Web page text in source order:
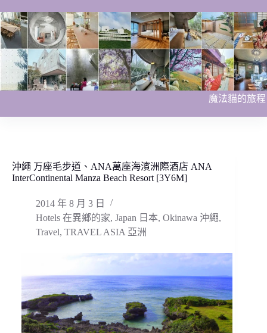
至
主
要
內
容
魔法貓的旅程
沖繩 万座毛步道、ANA萬座海濱洲際酒店 ANA
InterContinental Manza Beach Resort [3Y6M]
2014 年 8 月 3 日
Hotels 在異鄉的家, Japan 日本, Okinawa 沖繩,
Travel, TRAVEL ASIA 亞洲